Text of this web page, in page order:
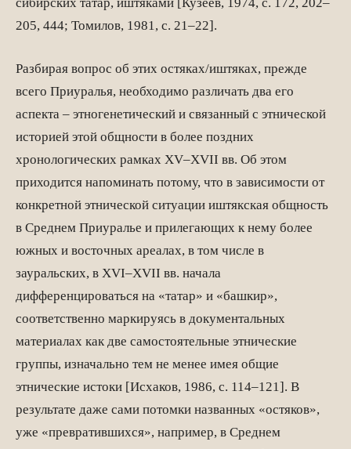
205, 444; Томилов, 1981, с. 21–22].
Разбирая вопрос об этих остяках/иштяках, прежде
всего Приуралья, необходимо различать два его
аспекта – этногенетический и связанный с этнической
исто­рией этой общности в более поздних
хронологических рамках XV–XVII вв. Об этом
приходится напоминать потому, что в зависимости от
конкретной этнической ситуации иштякская общность
в Среднем Приуралье и прилегающих к нему более
южных и восточных ареалах, в том числе в
зауральских, в XVI–XVII вв. начала
дифференцироваться на «татар» и «башкир»,
соответственно маркируясь в документальных
материалах как две самостоятельные этнические
группы, изначально тем не менее имея общие
этнические истоки [Исхаков, 1986, с. 114–121]. В
результате даже сами потомки названных «остяков»,
уже «превратившихся», например, в Среднем